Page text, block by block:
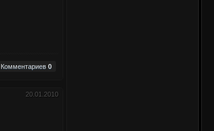
Комментариев 0
20.01.2010